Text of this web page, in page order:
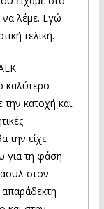
λέμε. Εγώ
τελική.
καλύτερο
κατοχή και
την είχε
για τη φάση
στον